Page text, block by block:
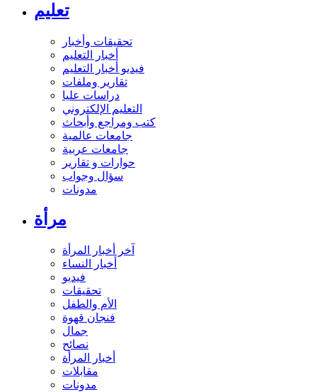
تعليم
تحقيقات وأخبار
أخبار التعليم
فيديو أخبار التعليم
تقارير وملفات
دراسات عليا
التعليم الإلكتروني
كتب ومراجع وأبحاث
جامعات عالمية
جامعات عربية
حوارات و تقارير
سؤال وجواب
مدونات
مرأة
آخر أخبار المرأة
أخبار النساء
فيديو
تحقيقات
الأم والطفل
فنجان قهوة
جمال
نصائح
أخبار المرأة
مقابلات
مدونات